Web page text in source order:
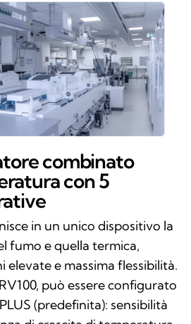
combinato
con 5
in un unico dispositivo la
fumo e quella termica,
e massima flessibilità.
può essere configurato
(predefinita): sensibilità